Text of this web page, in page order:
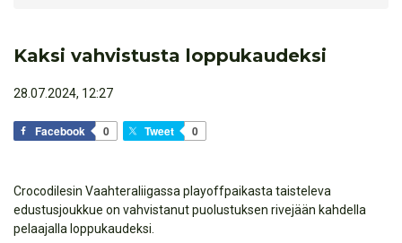
Kaksi vahvistusta loppukaudeksi
28.07.2024, 12:27
Facebook 0 Tweet 0
Crocodilesin Vaahteraliigassa playoffpaikasta taisteleva
edustusjoukkue on vahvistanut puolustuksen rivejään kahdella
pelaajalla loppukaudeksi.